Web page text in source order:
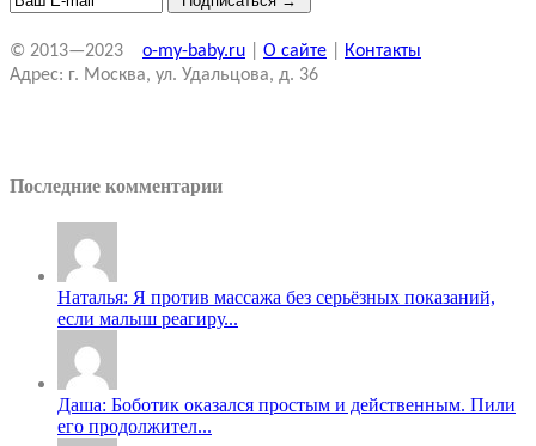
© 2013—2023 o-my-baby.ru О сайте
Контакты
Адрес: г. Москва, ул. Удальцова, д. 36
Последние комментарии
Наталья: Я против массажа без серьёзных показаний,
если малыш реагиру...
Даша: Боботик оказался простым и действенным. Пили
его продолжител...